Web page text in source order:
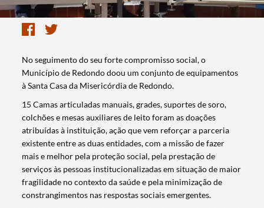
No seguimento do seu forte compromisso social, o
Município de Redondo doou um conjunto de equipamentos
à Santa Casa da Misericórdia de Redondo.
15 Camas articuladas manuais, grades, suportes de soro,
colchões e mesas auxiliares de leito foram as doações
atribuídas à instituição, ação que vem reforçar a parceria
existente entre as duas entidades, com a missão de fazer
mais e melhor pela proteção social, pela prestação de
serviços às pessoas institucionalizadas em situação de maior
fragilidade no contexto da saúde e pela minimização de
constrangimentos nas respostas sociais emergentes.